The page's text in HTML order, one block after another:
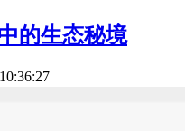
的生态秘境